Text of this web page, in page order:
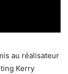
au réalisateur
Kerry